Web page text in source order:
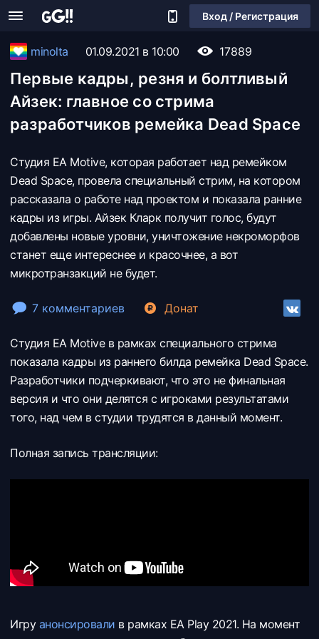
Вход / Регистрация
minolta 01.09.2021 в 10:00 17889
Первые кадры, резня и болтливый
Айзек: главное со стрима
разработчиков ремейка Dead Space
Студия EA Motive, которая работает над ремейком
Dead Space, провела специальный стрим, на котором
рассказала о работе над проектом и показала ранние
кадры из игры. Айзек Кларк получит голос, будут
добавлены новые уровни, уничтожение некроморфов
станет еще интереснее и красочнее, а вот
микротранзакций не будет.
7 комментариев Донат
Студия EA Motive в рамках специального стрима
показала кадры из раннего билда ремейка Dead Space.
Разработчики подчеркивают, что это не финальная
версия и что они делятся с игроками результатами
того, над чем в студии трудятся в данный момент.
Полная запись трансляции:
Игру анонсировали в рамках EA Play 2021. На момент